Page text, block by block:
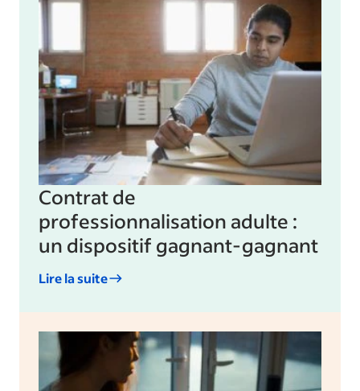
Contrat de
professionnalisation adulte :
un dispositif gagnant-gagnant
Lire la suite